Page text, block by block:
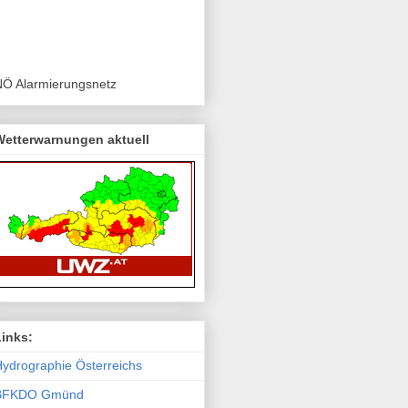
Alarmierungsnetz
aktuell
Österreichs
Gmünd